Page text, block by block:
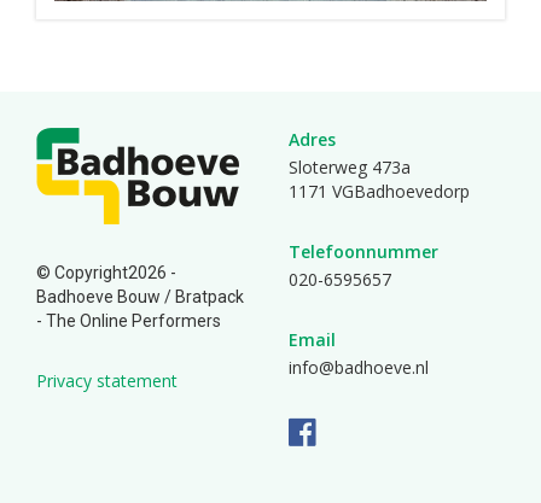
© Copyright2026 -
Badhoeve Bouw / Bratpack
- The Online Performers
Privacy statement
Adres
Sloterweg 473a
1171 VGBadhoevedorp
Telefoonnummer
020-6595657
Email
info@badhoeve.nl